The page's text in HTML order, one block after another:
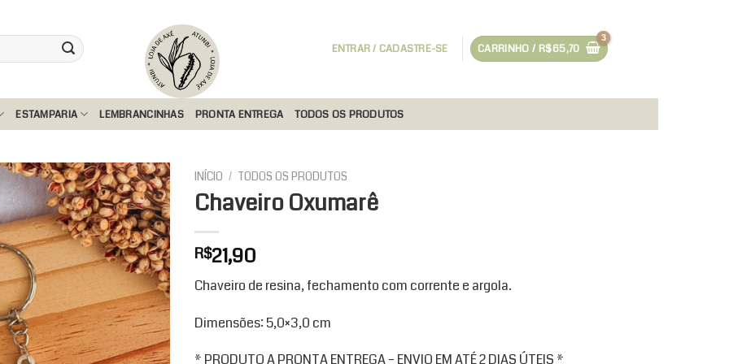
ENTRAR / CADASTRE-SE CARRINHO / R$65,70
ESTAMPARIA LEMBRANCINHAS PRONTA ENTREGA TODOS OS PRODUTOS
Add to
wishlist
INÍCIO / TODOS OS PRODUTOS
Chaveiro Oxumarê
R$21,90
Chaveiro de resina, fechamento com corrente e argola.
Dimensões: 5,0×3,0 cm
* PRODUTO A PRONTA ENTREGA – ENVIO EM ATÉ 2 DIAS ÚTEIS *